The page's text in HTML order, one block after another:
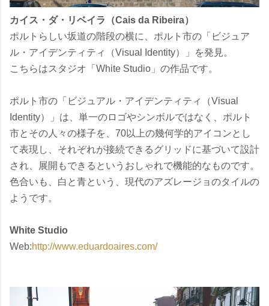
カイス・ダ・リベイラ（Cais da Ribeira）
ポルトらしい坂道の階段の横に、ポルト市の「ビジュア
ル・アイデンティティ（Visual Identity）」を発見。
こちらはスタジオ「White Studio」の作品です。
ポルト市の「ビジュアル・アイデンティティ（Visual
Identity）」は、単一のロゴやシンボルではなく、ポルト
市とその人々の様子を、70以上の幾何学的アイコンとし
て表現し、それぞれが接続できるグリッドに基づいて設計
され、展開もできるというおしゃれで機能的なものです。
色合いも、白と青という、現代のアズレージョのタイルの
ようです。
White Studio
Web:http://www.eduardoaires.com/